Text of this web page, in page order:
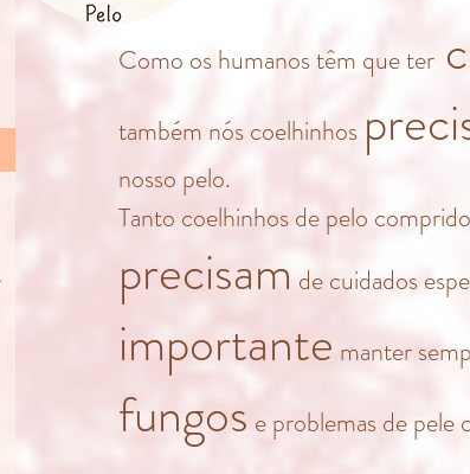
Como os humanos têm que ter
também nós coelhinhos
nosso pelo.
Tanto coelhinhos de pelo
precisamde cuidados
importante manter
fungos e problemas de pele